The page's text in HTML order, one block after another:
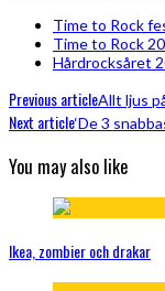
Time to Rock
Time to Rock
Hårdrocksåret
Previous articleAllt ljus
Next article‘De 3
You may also like
Ikea, zombier och drakar